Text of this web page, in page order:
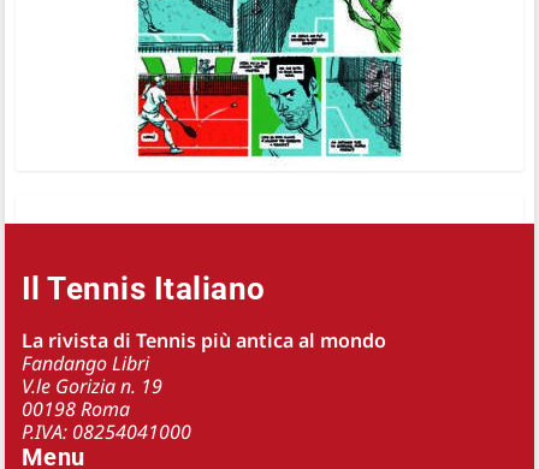
Il Tennis Italiano
La rivista di Tennis più antica al mondo
Fandango Libri
V.le Gorizia n. 19
00198 Roma
P.IVA: 08254041000
Menu